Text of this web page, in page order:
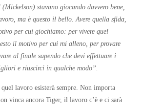
stavano giocando davvero bene,
ma è questo il bello. Avere quella sfida,
per cui giochiamo: per vivere quel
il motivo per cui mi alleno, per provare
al finale sapendo che devi effettuare i
e riuscirci in qualche modo”.
lavoro esisterà sempre. Non importa
vinca ancora Tiger, il lavoro c’è e ci sarà